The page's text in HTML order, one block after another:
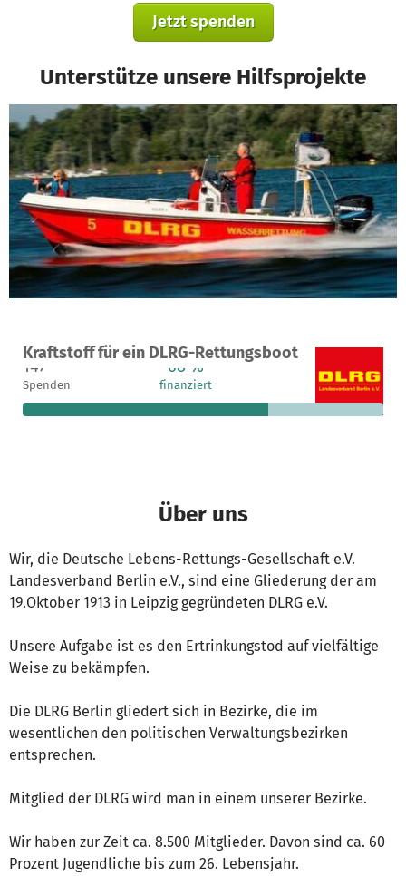
Jetzt spenden
Unterstütze unsere Hilfsprojekte
Kraftstoff für ein DLRG-Rettungsboot
Ein Projekt in Berlin, Deutschland
147
Spenden
68 %
finanziert
879 €
fehlen noch
Über uns
Wir, die Deutsche Lebens-Rettungs-Gesellschaft e.V.
Landesverband Berlin e.V., sind eine Gliederung der am
19.Oktober 1913 in Leipzig gegründeten DLRG e.V.
Unsere Aufgabe ist es den Ertrinkungstod auf vielfältige
Weise zu bekämpfen.
Die DLRG Berlin gliedert sich in Bezirke, die im
wesentlichen den politischen Verwaltungsbezirken
entsprechen.
Mitglied der DLRG wird man in einem unserer Bezirke.
Wir haben zur Zeit ca. 8.500 Mitglieder. Davon sind ca. 60
Prozent Jugendliche bis zum 26. Lebensjahr.